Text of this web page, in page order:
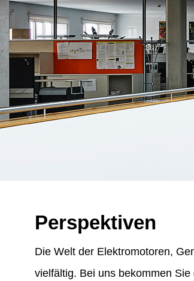
Perspektiven
Die Welt der Elektromotoren,
vielfältig. Bei uns bekommen